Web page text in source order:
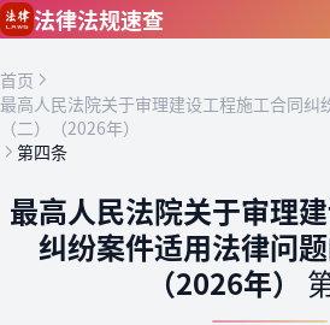
跳到主要内容
法律法规速查
首页
最高人民法院关于审理建设工程施工合同纠
（二）（2026年）
第四条
最高人民法院关于审理
纠纷案件适用法律问题
（2026年）